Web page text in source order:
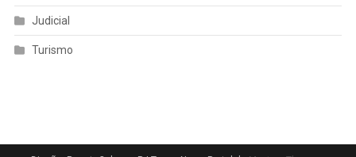
Judicial
Turismo